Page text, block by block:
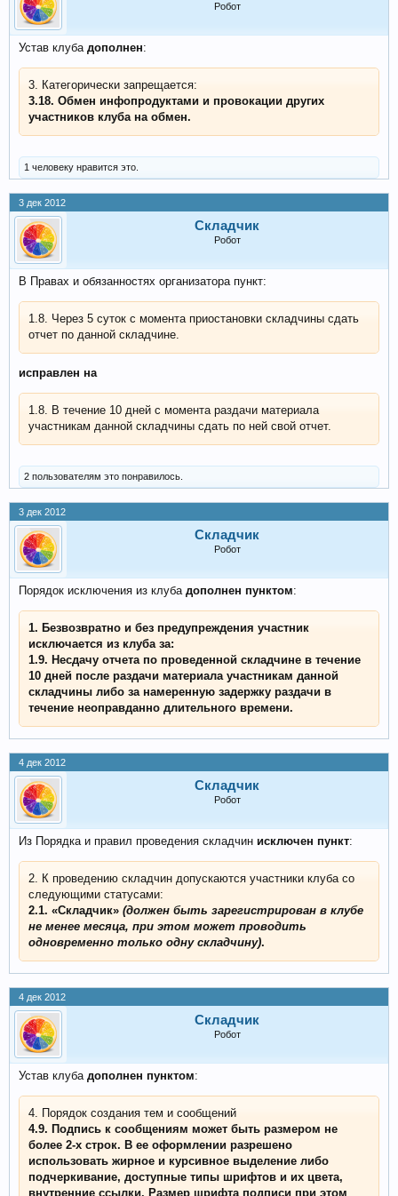
Робот
Устав клуба дополнен:
3. Категорически запрещается:
3.18. Обмен инфопродуктами и провокации других
участников клуба на обмен.
1 человеку нравится это.
3 дек 2012
Складчик
Робот
В Правах и обязанностях организатора пункт:
1.8. Через 5 суток с момента приостановки складчины сдать
отчет по данной складчине.
исправлен на
1.8. В течение 10 дней с момента раздачи материала
участникам данной складчины сдать по ней свой отчет.
2 пользователям это понравилось.
3 дек 2012
Складчик
Робот
Порядок исключения из клуба дополнен пунктом:
1. Безвозвратно и без предупреждения участник
исключается из клуба за:
1.9. Несдачу отчета по проведенной складчине в течение
10 дней после раздачи материала участникам данной
складчины либо за намеренную задержку раздачи в
течение неоправданно длительного времени.
4 дек 2012
Складчик
Робот
Из Порядка и правил проведения складчин исключен пункт:
2. К проведению складчин допускаются участники клуба со
следующими статусами:
2.1. «Складчик» (должен быть зарегистрирован в клубе
не менее месяца, при этом может проводить
одновременно только одну складчину).
4 дек 2012
Складчик
Робот
Устав клуба дополнен пунктом:
4. Порядок создания тем и сообщений
4.9. Подпись к сообщениям может быть размером не
более 2-х строк. В ее оформлении разрешено
использовать жирное и курсивное выделение либо
подчеркивание, доступные типы шрифтов и их цвета,
внутренние ссылки. Размер шрифта подписи при этом